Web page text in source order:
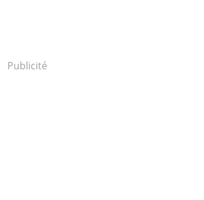
Publicité